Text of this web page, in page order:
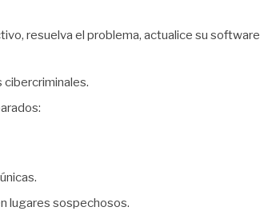
resuelva el problema, actualice su software
cibercriminales.
lugares sospechosos.